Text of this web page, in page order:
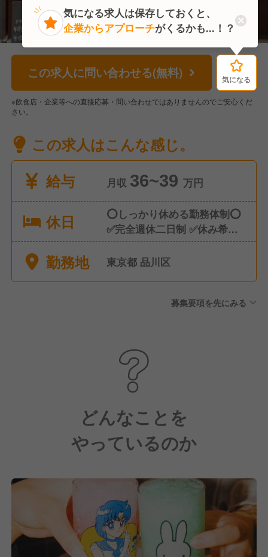
この求人に問い合わせる(無料) 気になる
※飲食店・企業等への直接応募・問い合わせではありませんのでご安心くだ
さい。
この求人はこんな感じ。
給与
月収 36~39 万円
休日
⭕️しっかり休める勤務体制⭕️
✅️完全週休二日制 ✅️休み希望
は柔軟に対応 ✅️年末年始休
暇・有給休暇・慶弔休暇あり
るため、 無理のない体制で勤
づらい」といった不安もな
く、 安心して働き続けられる
環境です。
勤務地 東京都 品川区
募集要項を先にみる
どんなことを
やっているのか
気になる
気になる求人は保存しておくと、
企業からアプローチがくるかも...！？